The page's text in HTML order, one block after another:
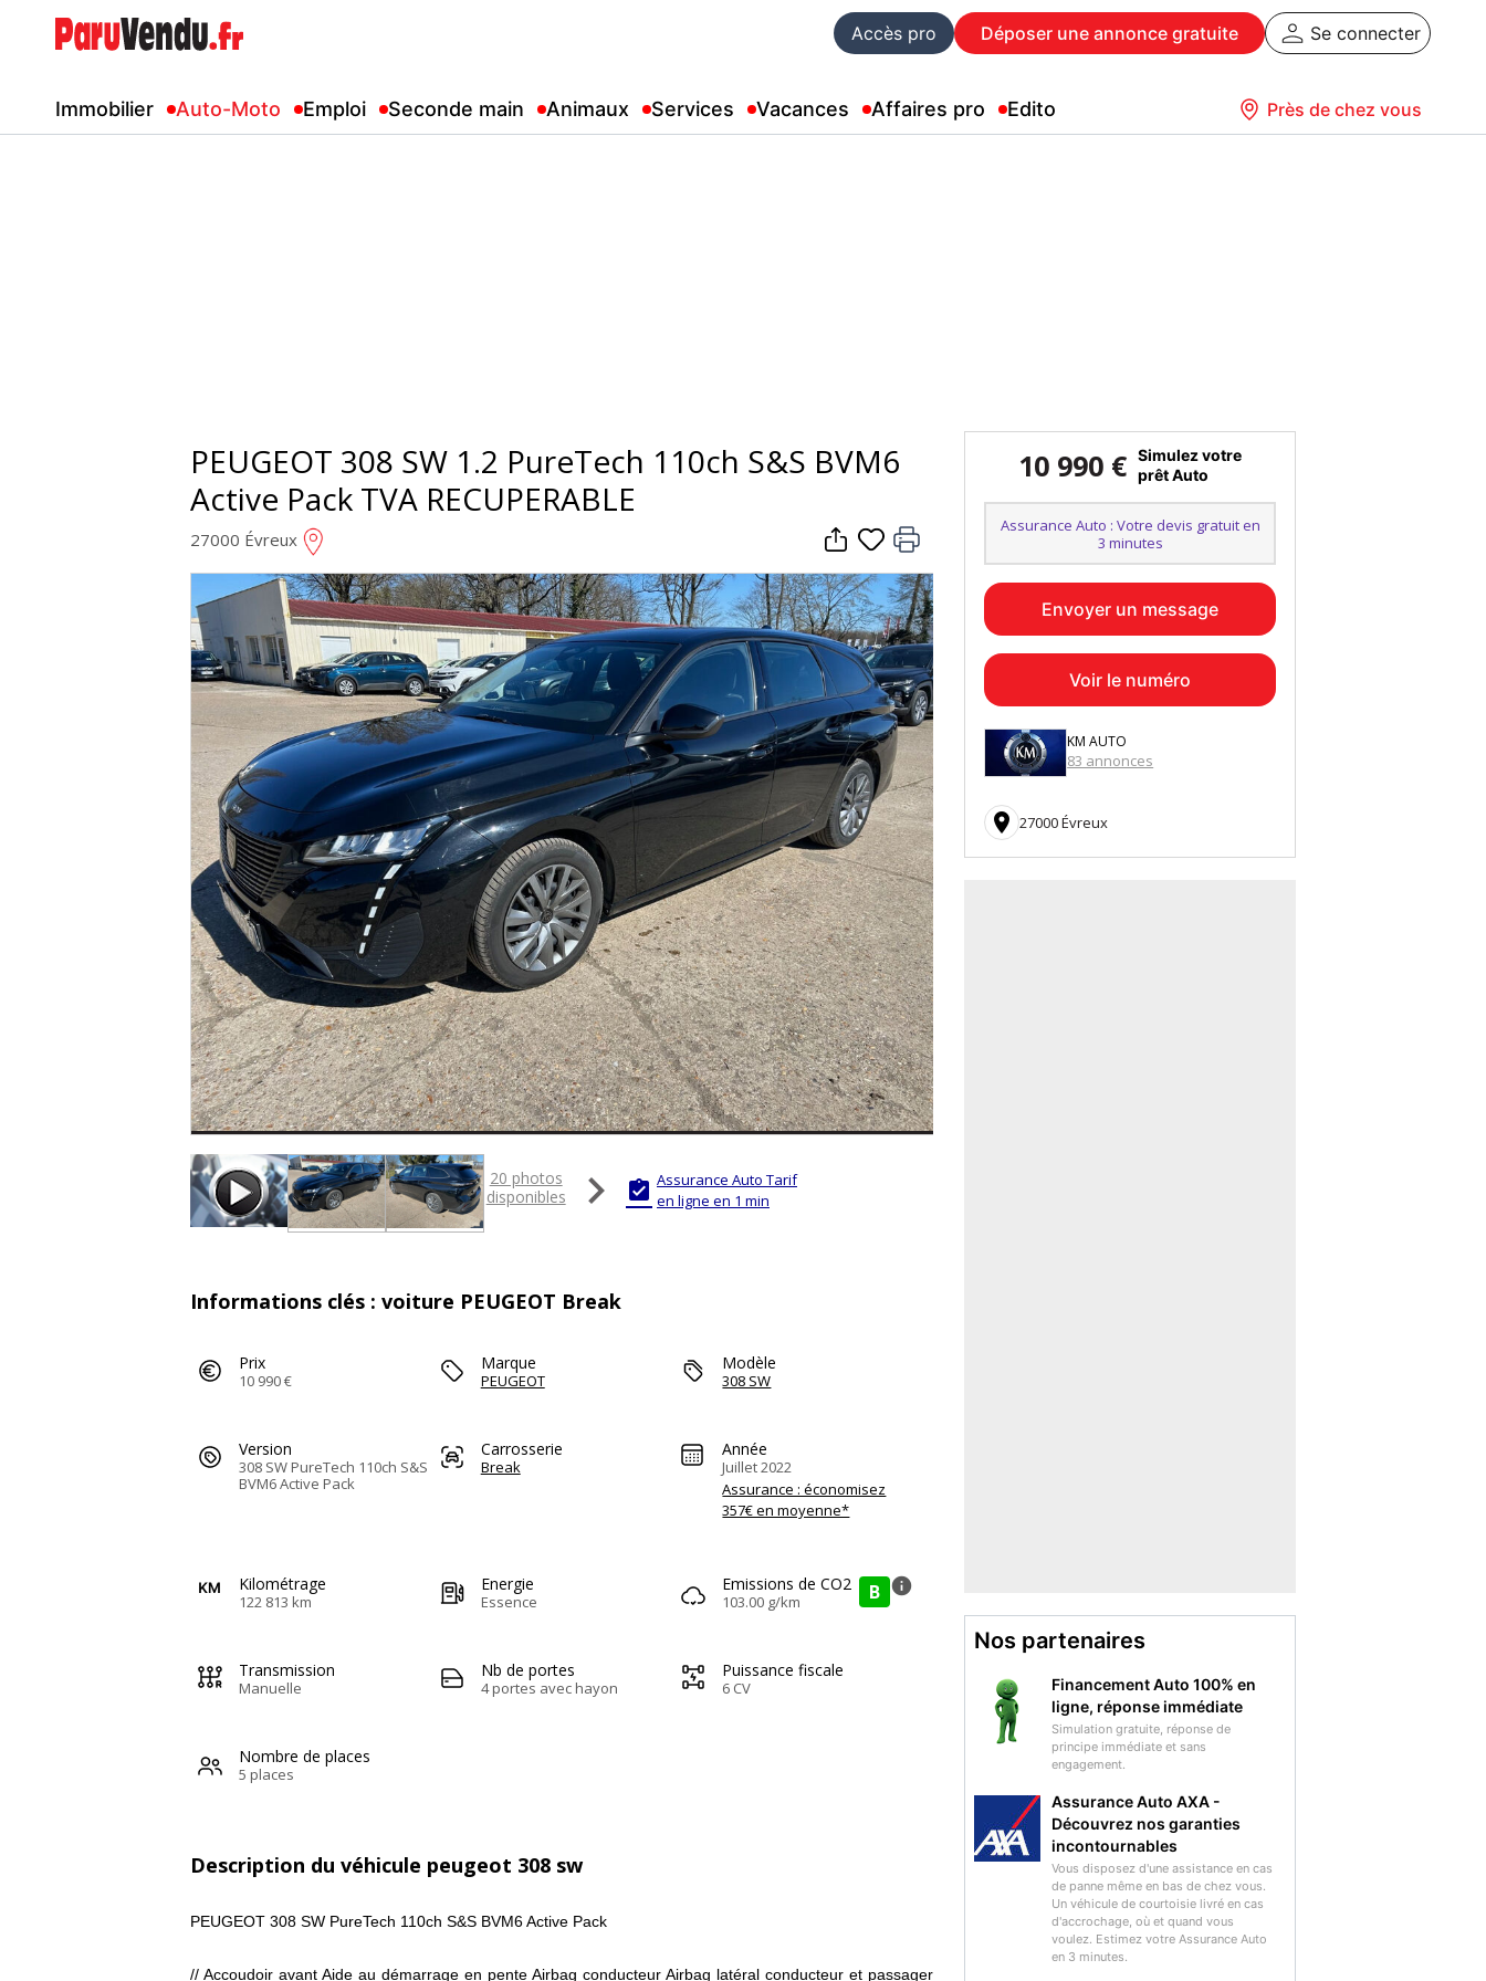
Accès pro Déposer une annonce gratuite Se connecter
Immobilier Auto-Moto Emploi Seconde main Animaux Services Vacances Affaires pro Edito Près de chez vous
PEUGEOT 308 SW 1.2 PureTech 110ch S&S BVM6
Active Pack TVA RECUPERABLE
27000 Évreux
20 photos
disponibles
  Assurance Auto Tarif
en ligne en 1 min
Informations clés : voiture PEUGEOT Break
Prix
10 990 €
Marque
PEUGEOT
Modèle
308 SW
Version
308 SW PureTech 110ch S&S
BVM6 Active Pack
Carrosserie
Break
Année
Juillet 2022
Assurance : économisez
357€ en moyenne*
Kilométrage
122 813 km
Energie
Essence
Emissions de CO2
103.00 g/km B info
Transmission
Manuelle
Nb de portes
4 portes avec hayon
Puissance fiscale
6 CV
Nombre de places
5 places
Description du véhicule peugeot 308 sw
PEUGEOT 308 SW PureTech 110ch S&S BVM6 Active Pack
// Accoudoir avant Aide au démarrage en pente Airbag conducteur Airbag latéral conducteur et passager
10 990 € Simulez votre
prêt Auto
Assurance Auto : Votre devis gratuit en
3 minutes
Envoyer un message
Voir le numéro
KM AUTO
83 annonces
 27000 Évreux
Nos partenaires
Financement Auto 100% en
ligne, réponse immédiate
Simulation gratuite, réponse de
principe immédiate et sans
engagement.
Assurance Auto AXA -
Découvrez nos garanties
incontournables
Vous disposez d'une assistance en cas
de panne même en bas de chez vous.
Un véhicule de courtoisie livré en cas
d'accrochage, où et quand vous
voulez. Estimez votre Assurance Auto
en 3 minutes.